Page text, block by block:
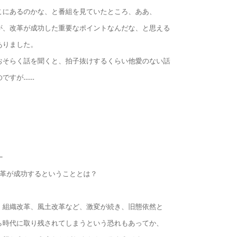
あるのかな、と番組を見ていたところ、ああ、
、改革が成功した重要なポイントなんだな、と思える
ました。
そらく話を聞くと、拍子抜けするくらい他愛のない話
ですが……
成功するということとは？
織改革、風土改革など、激変が続き、旧態依然と
時代に取り残されてしまうという恐れもあってか、